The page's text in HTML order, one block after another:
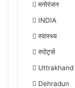
मनोरंजन
INDIA
स्वास्थ्य
स्पोर्ट्स
Uttrakhand
Dehradun